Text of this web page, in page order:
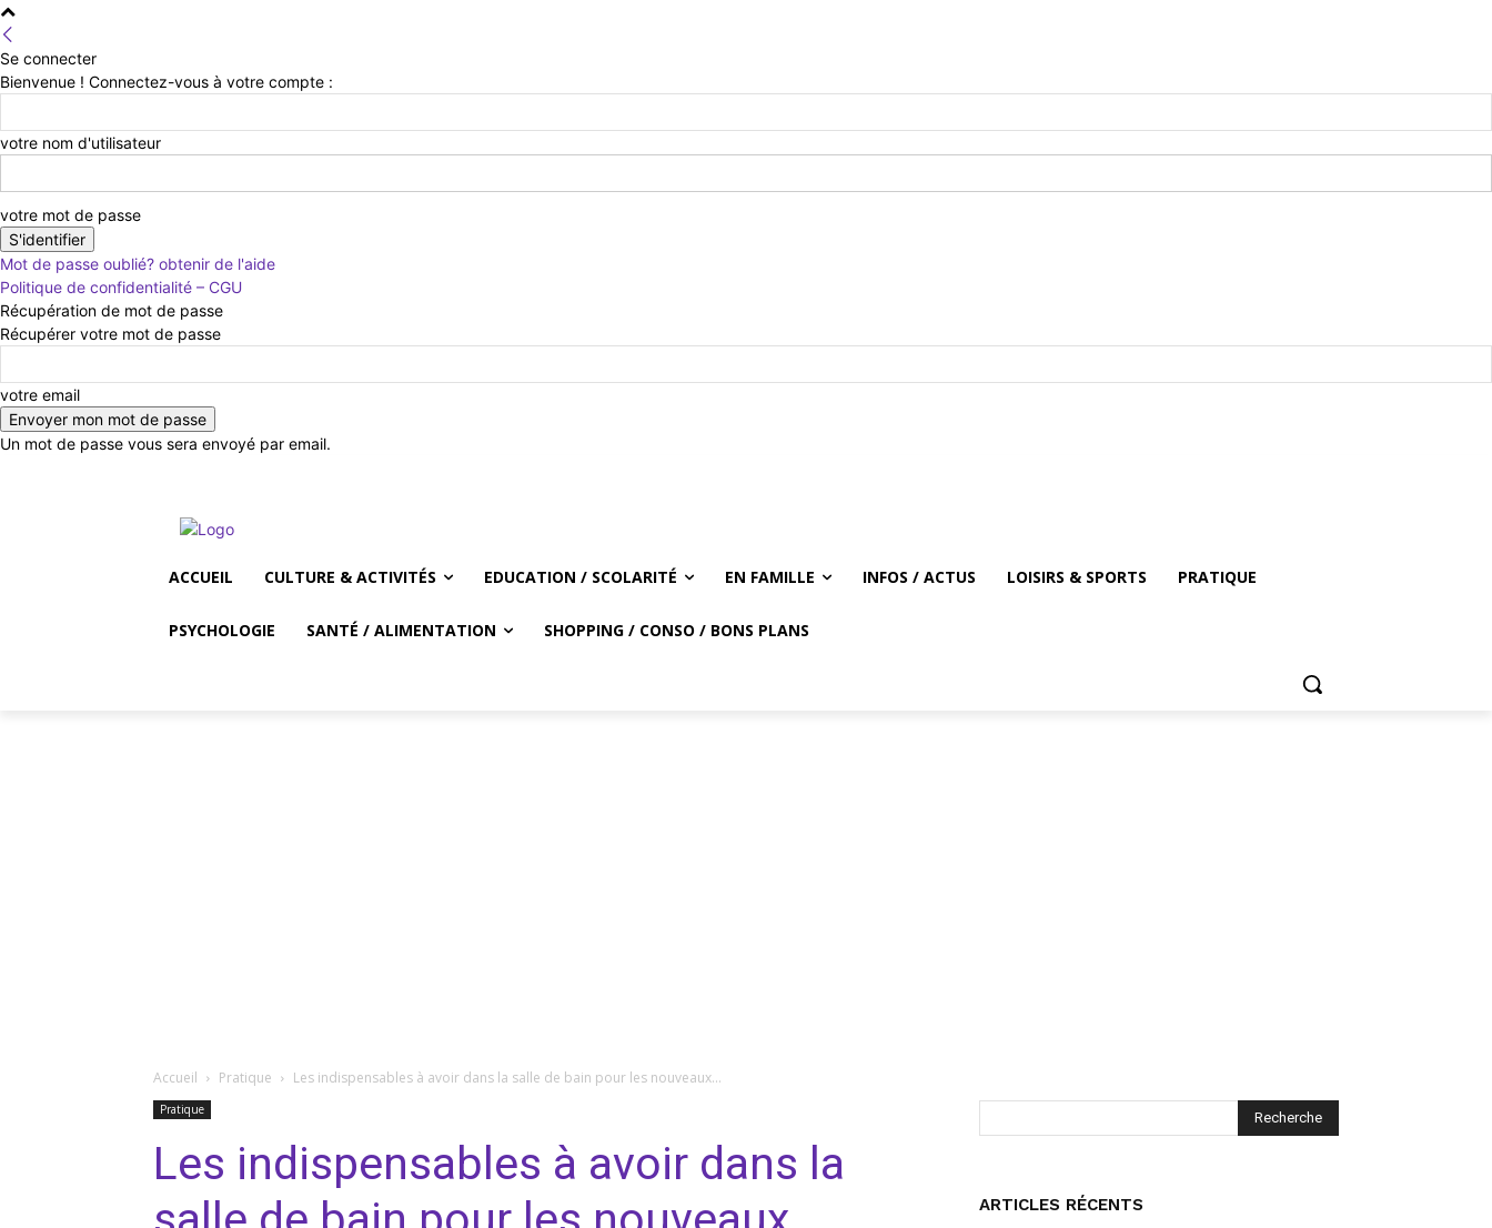
Se connecter
Bienvenue ! Connectez-vous à votre compte :
votre nom d'utilisateur
votre mot de passe
Mot de passe oublié? obtenir de l'aide
Politique de confidentialité – CGU
Récupération de mot de passe
Récupérer votre mot de passe
votre email
Un mot de passe vous sera envoyé par email.
ACCUEIL CULTURE & ACTIVITÉS EDUCATION / SCOLARITÉ EN FAMILLE INFOS / ACTUS LOISIRS & SPORTS PRATIQUE
PSYCHOLOGIE SANTÉ / ALIMENTATION SHOPPING / CONSO / BONS PLANS
Accueil Pratique Les indispensables à avoir dans la salle de bain pour les nouveaux...
Pratique
Les indispensables à avoir dans la
ARTICLES RÉCENTS